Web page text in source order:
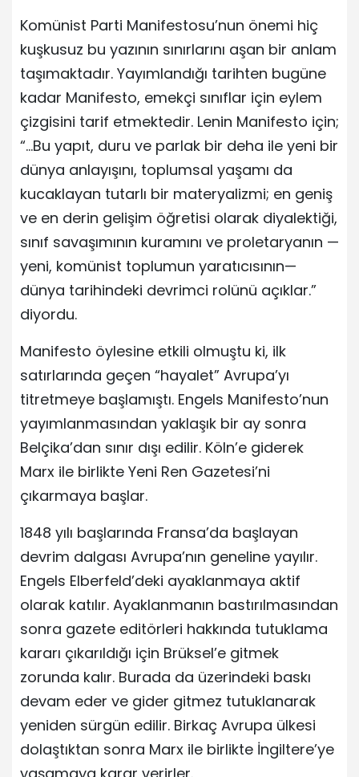
Komünist Parti Manifestosu’nun önemi hiç
kuşkusuz bu yazının sınırlarını aşan bir anlam
taşımaktadır. Yayımlandığı tarihten bugüne
kadar Manifesto, emekçi sınıflar için eylem
çizgisini tarif etmektedir. Lenin Manifesto için;
“…Bu yapıt, duru ve parlak bir deha ile yeni bir
dünya anlayışını, toplumsal yaşamı da
kucaklayan tutarlı bir materyalizmi; en geniş
ve en derin gelişim öğretisi olarak diyalektiği,
sınıf savaşımının kuramını ve proletaryanın —
yeni, komünist toplumun yaratıcısının—
dünya tarihindeki devrimci rolünü açıklar.”
diyordu.
Manifesto öylesine etkili olmuştu ki, ilk
satırlarında geçen “hayalet” Avrupa’yı
titretmeye başlamıştı. Engels Manifesto’nun
yayımlanmasından yaklaşık bir ay sonra
Belçika’dan sınır dışı edilir. Köln’e giderek
Marx ile birlikte Yeni Ren Gazetesi’ni
çıkarmaya başlar.
1848 yılı başlarında Fransa’da başlayan
devrim dalgası Avrupa’nın geneline yayılır.
Engels Elberfeld’deki ayaklanmaya aktif
olarak katılır. Ayaklanmanın bastırılmasından
sonra gazete editörleri hakkında tutuklama
kararı çıkarıldığı için Brüksel’e gitmek
zorunda kalır. Burada da üzerindeki baskı
devam eder ve gider gitmez tutuklanarak
yeniden sürgün edilir. Birkaç Avrupa ülkesi
dolaştıktan sonra Marx ile birlikte İngiltere’ye